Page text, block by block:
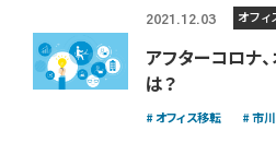
2021.12.03 オフ
アフターコロナ
は？
オフィス移転 市